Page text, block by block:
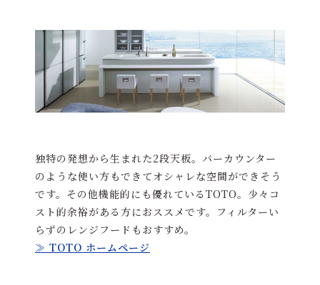
独特の発想から生まれた2段天板。バーカウンター
のような使い方もできてオシャレな空間ができそう
です。その他機能的にも優れているTOTO。少々コ
スト的余裕がある方におススメです。フィルターい
らずのレンジフードもおすすめ。
≫ TOTO ホームページ